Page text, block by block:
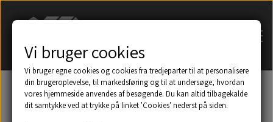
Søg på navn af tagsten
Vi bruger cookies
Vi bruger egne cookies og cookies fra tredjeparter til at personalisere
din brugeroplevelse, til markedsføring og til at undersøge, hvordan
vores hjemmeside anvendes af besøgende. Du kan altid tilbagekalde
dit samtykke ved at trykke på linket 'Cookies' nederst på siden.